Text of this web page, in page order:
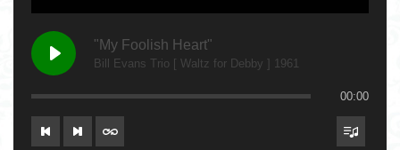
"My Foolish Heart"
Bill Evans Trio [ Waltz for Debby ] 1961
00:00